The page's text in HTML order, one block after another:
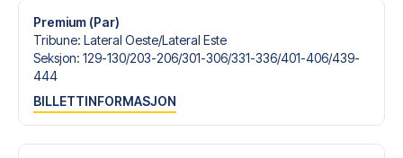
Premium (Par)
Tribune: Lateral Oeste/​Lateral Este
Seksjon: 129-130/​203-206/​301-306/​331-336/​401-406/​439-
444
BILLETTINFORMASJON